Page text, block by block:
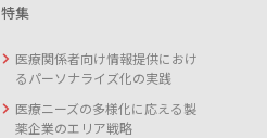
特集
医療関係者向け情報提供におけ
るパーソナライズ化の実践
医療ニーズの多様化に応える製
薬企業のエリア戦略